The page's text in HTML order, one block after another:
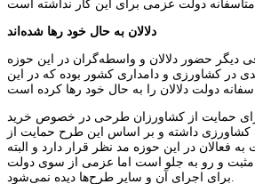
دلالان به حال خود رها شده‌اند
دیگر حضور دلالان و واسطه‌گران در این حوزه
در کشاورزی و دامداری کشور بوده که در این
حمایت از کشاورزان طرحی در خصوص خرید
داشته و بر اساس این طرح حمایت از
فعالان در این حوزه مد نظر قرار دارد و البته
و رو به جلو است اما عزمی از سوی دولت